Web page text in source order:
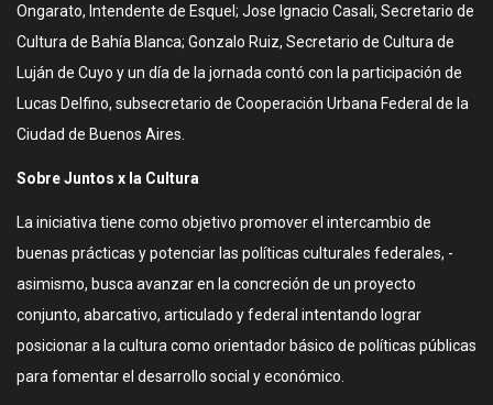
Ongarato, Intendente de Esquel; Jose Ignacio Casali, Secretario de
Cultura de Bahía Blanca; Gonzalo Ruiz, Secretario de Cultura de
Luján de Cuyo y un día de la jornada contó con la participación de
Lucas Delfino, subsecretario de Cooperación Urbana Federal de la
Ciudad de Buenos Aires.
Sobre Juntos x la Cultura
La iniciativa tiene como objetivo promover el intercambio de
buenas prácticas y potenciar las políticas culturales federales, -
asimismo, busca avanzar en la concreción de un proyecto
conjunto, abarcativo, articulado y federal intentando lograr
posicionar a la cultura como orientador básico de políticas públicas
para fomentar el desarrollo social y económico.